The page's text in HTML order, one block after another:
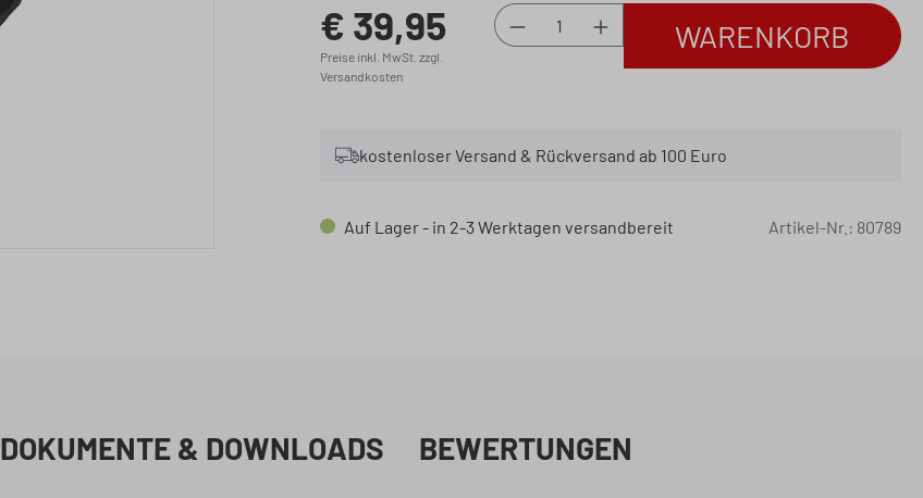
Regulärer Preis:
€ 39,95
Preise inkl. MwSt. zzgl.
Versandkosten
Produkt Anzahl: Gib den
WARENKORB
kostenloser Versand & Rückversand ab 100 Euro
Auf Lager - in 2-3 Werktagen versandbereit Artikel-Nr.: 80789
DOKUMENTE & DOWNLOADS BEWERTUNGEN